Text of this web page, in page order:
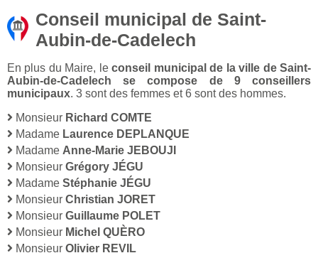
Conseil municipal de Saint-
Aubin-de-Cadelech
En plus du Maire, leconseil municipal de la ville de Saint-
Aubin-de-Cadelech se compose de 9 conseillers
municipaux. 3 sont des femmes et 6 sont des hommes.
Monsieur Richard COMTE
Madame Laurence DEPLANQUE
Madame Anne-Marie JEBOUJI
Monsieur Grégory JÉGU
Madame Stéphanie JÉGU
Monsieur Christian JORET
Monsieur Guillaume POLET
Monsieur Michel QUÈRO
Monsieur Olivier REVIL